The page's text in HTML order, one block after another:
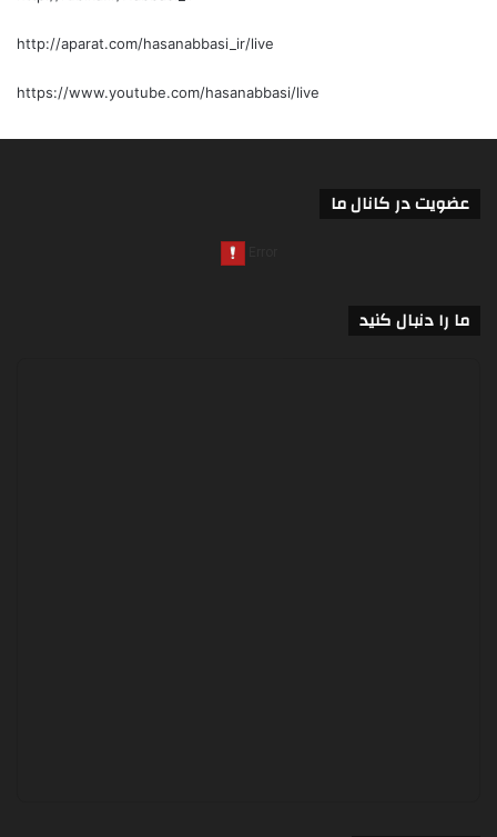
http://aparat.com/hasanabbasi_ir/live
https://www.youtube.com/hasanabbasi/live
عضویت در کانال ما
ما را دنبال کنید